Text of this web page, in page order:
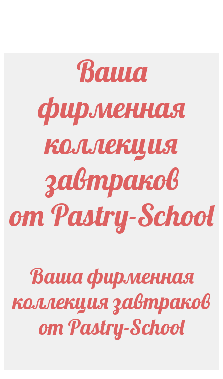
Ваша
фирменная
коллекция
завтраков
от Pastry-School
Ваша фирменная
коллекция завтраков
от Pastry-School